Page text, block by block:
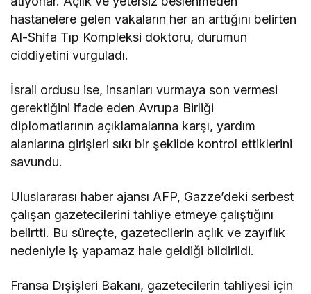
hastanelere gelen vakaların her an arttığını belirten
Al-Shifa Tıp Kompleksi doktoru, durumun
ciddiyetini vurguladı.
İsrail ordusu ise, insanları vurmaya son vermesi
gerektiğini ifade eden Avrupa Birliği
diplomatlarının açıklamalarına karşı, yardım
alanlarına girişleri sıkı bir şekilde kontrol ettiklerini
savundu.
Uluslararası haber ajansı AFP, Gazze’deki serbest
çalışan gazetecilerini tahliye etmeye çalıştığını
belirtti. Bu süreçte, gazetecilerin açlık ve zayıflık
nedeniyle iş yapamaz hale geldiği bildirildi.
Fransa Dışişleri Bakanı, gazetecilerin tahliyesi için